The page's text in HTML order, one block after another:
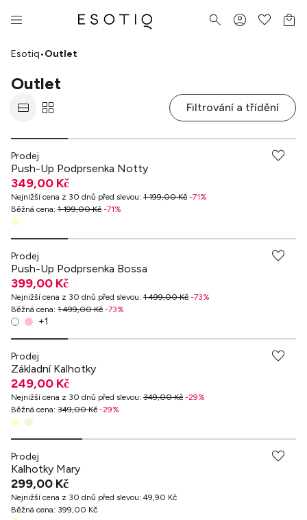
Esotiq•Outlet
Outlet
Filtrování a třídění
Prodej
Push-Up Podprsenka Notty
349,00 Kč
Nejnižší cena z 30 dnů před slevou: 1 199,00 Kč -71%
Běžná cena: 1 199,00 Kč -71%
Prodej
Push-Up Podprsenka Bossa
399,00 Kč
Nejnižší cena z 30 dnů před slevou: 1 499,00 Kč -73%
Běžná cena: 1 499,00 Kč -73%
+1
Prodej
Základní Kalhotky
249,00 Kč
Nejnižší cena z 30 dnů před slevou: 349,00 Kč -29%
Běžná cena: 349,00 Kč -29%
Prodej
Kalhotky Mary
299,00 Kč
Nejnižší cena z 30 dnů před slevou: 49,90 Kč
Běžná cena: 399,00 Kč